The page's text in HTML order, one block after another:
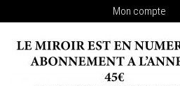
Mon compte